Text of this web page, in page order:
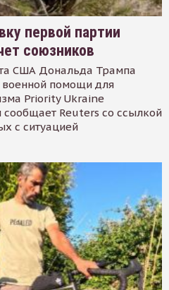
первой партии
союзников
США Дональда Трампа
помощи для
Priority Ukraine
Reuters со ссылкой
с ситуацией